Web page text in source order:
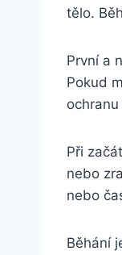
tělo.
První a
Pokud
Při
nebo
nebo
Běhání